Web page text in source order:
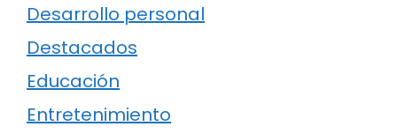
Desarrollo personal
Destacados
Educación
Entretenimiento